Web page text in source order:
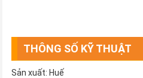
THÔNG SỐ KỸ THUẬT
Sản xuất: Huế